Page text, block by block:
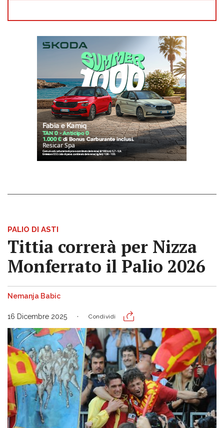
PALIO DI ASTI
Tittia correrà per Nizza
Monferrato il Palio 2026
Nemanja Babic
16 Dicembre 2025 Condividi